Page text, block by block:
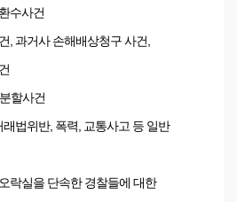
수사건
, 과거사 손해배상청구 사건,
할사건
법위반, 폭력, 교통사고 등 일반
락실을 단속한 경찰들에 대한